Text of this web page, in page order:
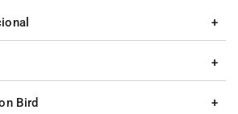
Bird